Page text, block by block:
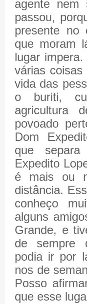
agente
passou,
presente no
que moram
lugar
várias coisas
vida das
o buriti,
agricultura
povoado
Dom
que
Expedito
é mais ou
distância.
conheço
alguns
Grande, e
de sempre
podia ir por
nos de
Posso
que esse